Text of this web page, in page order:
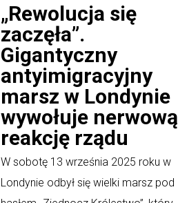
„Rewolucja się
zaczęła”.
Gigantyczny
antyimigracyjny
marsz w Londynie
wywołuje nerwową
reakcję rządu
W sobotę 13 września 2025 roku w
Londynie odbył się wielki marsz pod